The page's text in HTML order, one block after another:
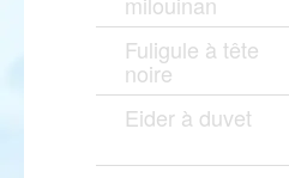
Fuligule à tête
noire
Eider à duvet